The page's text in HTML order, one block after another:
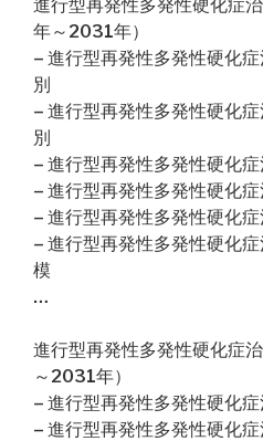
進行型再発性多発性硬化症
年～2031年）
– 進行型再発性多発性硬化
別
– 進行型再発性多発性硬化
別
– 進行型再発性多発性硬化
– 進行型再発性多発性硬化
– 進行型再発性多発性硬化
– 進行型再発性多発性硬化
模
…
進行型再発性多発性硬化症
～2031年）
– 進行型再発性多発性硬化
– 進行型再発性多発性硬化